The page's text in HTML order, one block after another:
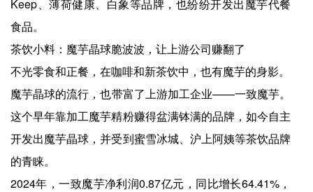
Keep、薄荷健康、白象等品牌，也纷纷开发出魔芋代餐
食品。
茶饮小料：魔芋晶球脆波波，让上游公司赚翻了
不光零食和正餐，在咖啡和新茶饮中，也有魔芋的身影。
魔芋晶球的流行，也带富了上游加工企业——一致魔芋。
这个早年靠加工魔芋精粉赚得盆满钵满的品牌，如今自主
开发出魔芋晶球，并受到蜜雪冰城、沪上阿姨等茶饮品牌
的青睐。
2024年，一致魔芋净利润0.87亿元，同比增长64.41%，